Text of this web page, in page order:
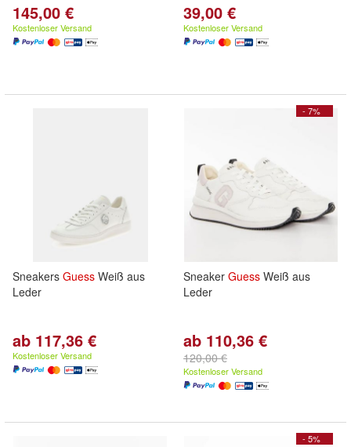
145,00 €
Kostenloser Versand
39,00 €
Kostenloser Versand
Sneakers Guess Weiß aus
Leder
ab 117,36 €
Kostenloser Versand
- 7%
Sneaker Guess Weiß aus
Leder
ab 110,36 €
120,00 €
Kostenloser Versand
- 5%